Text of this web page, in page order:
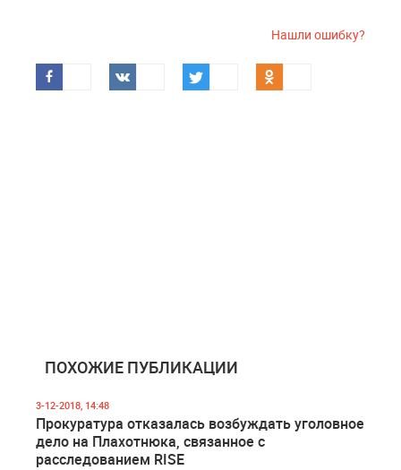
Нашли ошибку?
ПОХОЖИЕ ПУБЛИКАЦИИ
3-12-2018, 14:48
Прокуратура отказалась возбуждать уголовное
дело на Плахотнюка, связанное с
расследованием RISE